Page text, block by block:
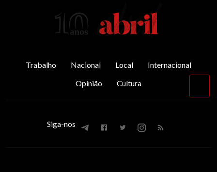
Trabalho Nacional Local
Internacional
Opinião
Cultura
Siga-nos